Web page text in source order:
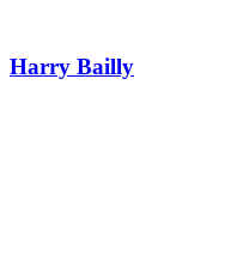
Harry Bailly